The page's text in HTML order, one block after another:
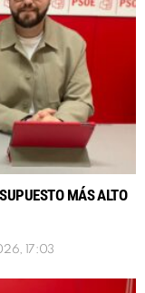
MÁS ALTO
17:03